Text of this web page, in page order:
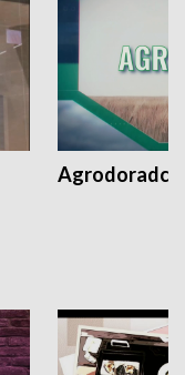
Agrodoradcy